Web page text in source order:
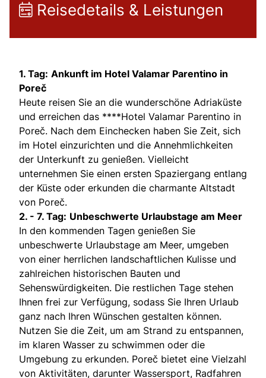
Reisedetails & Leistungen
1. Tag: Ankunft im Hotel Valamar Parentino in
Poreč
Heute reisen Sie an die wunderschöne Adriaküste
und erreichen das ****Hotel Valamar Parentino in
Poreč. Nach dem Einchecken haben Sie Zeit, sich
im Hotel einzurichten und die Annehmlichkeiten
der Unterkunft zu genießen. Vielleicht
unternehmen Sie einen ersten Spaziergang entlang
der Küste oder erkunden die charmante Altstadt
von Poreč.
2. - 7. Tag: Unbeschwerte Urlaubstage am Meer
In den kommenden Tagen genießen Sie
unbeschwerte Urlaubstage am Meer, umgeben
von einer herrlichen landschaftlichen Kulisse und
zahlreichen historischen Bauten und
Sehenswürdigkeiten. Die restlichen Tage stehen
Ihnen frei zur Verfügung, sodass Sie Ihren Urlaub
ganz nach Ihren Wünschen gestalten können.
Nutzen Sie die Zeit, um am Strand zu entspannen,
im klaren Wasser zu schwimmen oder die
Umgebung zu erkunden. Poreč bietet eine Vielzahl
von Aktivitäten, darunter Wassersport, Radfahren